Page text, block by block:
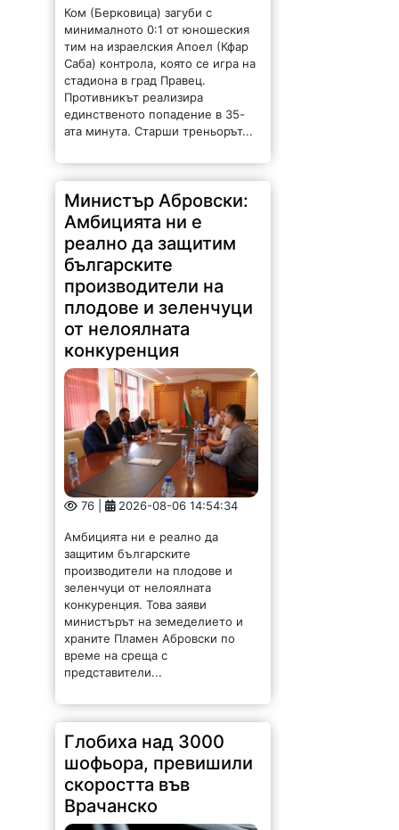
Ком (Берковица) загуби с
минималното 0:1 от юношеския
тим на израелския Апоел (Кфар
Саба) контрола, която се игра на
стадиона в град Правец.
Противникът реализира
единственото попадение в 35-
ата минута. Старши треньорът...
Министър Абровски:
Амбицията ни е
реално да защитим
българските
производители на
плодове и зеленчуци
от нелоялната
конкуренция
76 | 2026-08-06 14:54:34
Амбицията ни е реално да
защитим българските
производители на плодове и
зеленчуци от нелоялната
конкуренция. Това заяви
министърът на земеделието и
храните Пламен Абровски по
време на среща с
представители...
Глобиха над 3000
шофьора, превишили
скоростта във
Врачанско